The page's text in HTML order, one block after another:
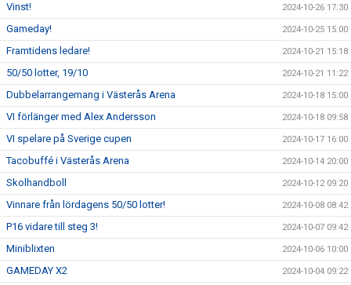
Vinst! 2024-10-26 17:30
Gameday! 2024-10-25 15:00
Framtidens ledare! 2024-10-21 15:18
50/50 lotter, 19/10 2024-10-21 11:22
Dubbelarrangemang i Västerås Arena 2024-10-18 15:00
VI förlänger med Alex Andersson 2024-10-18 09:58
VI spelare på Sverige cupen 2024-10-17 16:00
Tacobuffé i Västerås Arena 2024-10-14 20:00
Skolhandboll 2024-10-12 09:20
Vinnare från lördagens 50/50 lotter! 2024-10-08 08:42
P16 vidare till steg 3! 2024-10-07 09:42
Miniblixten 2024-10-06 10:00
GAMEDAY X2 2024-10-04 09:22